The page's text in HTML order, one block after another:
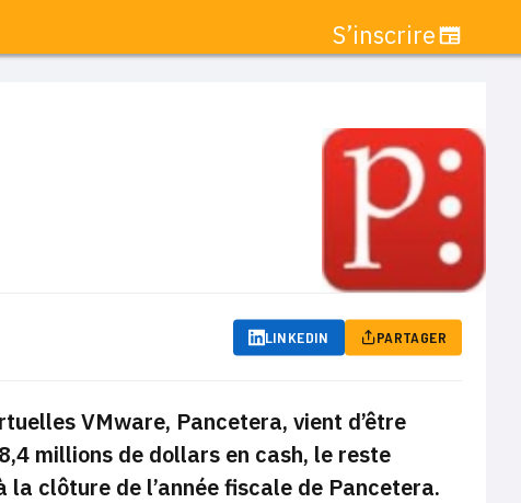
S’inscrire
LINKEDIN PARTAGER
VMware, Pancetera, vient d’être
millions de dollars en cash, le reste
clôture de l’année fiscale de Pancetera.